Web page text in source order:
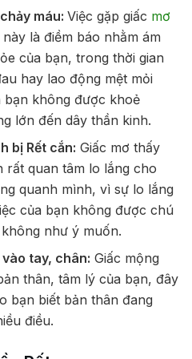
máu:Việc gặp giấc mơ
là điềm báo nhằm ám
của bạn, trong thời gian
hay lao động mệt mỏi
bạn không được khoẻ
lớn đến dây thần kinh.
bị Rết cắn: Giấc mơ thấy
rất quan tâm lo lắng cho
quanh mình, vì sự lo lắng
của bạn không được chú
như ý muốn.
tay, chân: Giấc mộng
thân, tâm lý của bạn, đây
bạn biết bản thân đang
điều.